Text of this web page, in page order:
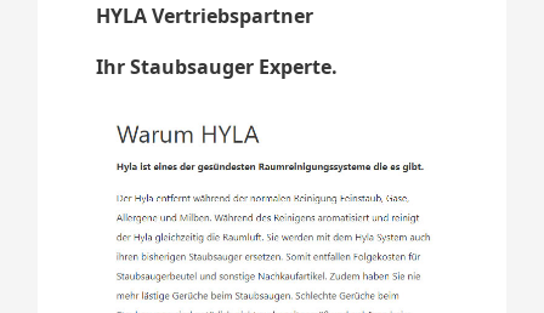
HYLA Vertriebspartner
Ihr Staubsauger Experte.